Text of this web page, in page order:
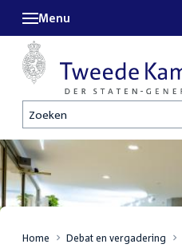
Zoeken
Menu
Home Debat en vergadering